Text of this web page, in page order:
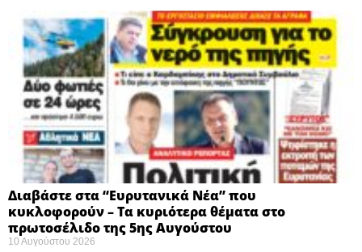
Διαβάστε στα “Ευρυτανικά Νέα” που
κυκλοφορούν – Τα κυριότερα θέματα στο
πρωτοσέλιδο της 5ης Αυγούστου
10 Αυγούστου 2026